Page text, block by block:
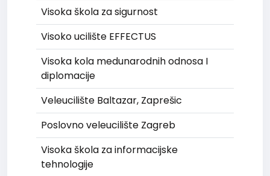
Visoka škola za sigurnost
Visoko ucilište EFFECTUS
Visoka kola medunarodnih odnosa I
diplomacije
Veleucilište Baltazar, Zaprešic
Poslovno veleucilište Zagreb
Visoka škola za informacijske
tehnologije